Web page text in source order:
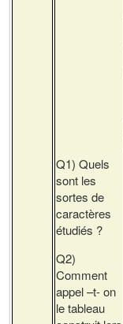
Q1) Quels
sont les
sortes de
caractères
étudiés ?
Q2)
Comment
appel –t- on
le tableau